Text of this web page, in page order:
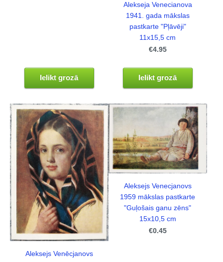
Ielikt grozā
Alekseja Venecianova
1941. gada mākslas
pastkarte "Pļāvēji"
11x15,5 cm
€4.95
Ielikt grozā
Aleksejs Venēcjanovs
Aleksejs Venecjanovs
1959 mākslas pastkarte
"Guļošais ganu zēns"
15x10,5 cm
€0.45